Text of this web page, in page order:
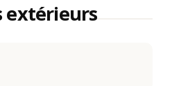
extérieurs